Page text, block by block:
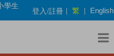
學生
登入/註冊 | 繁 | English